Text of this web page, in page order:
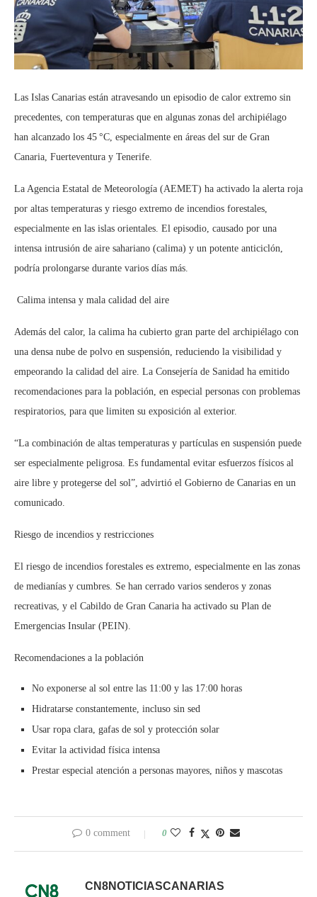
Las Islas Canarias están atravesando un episodio de calor extremo sin
precedentes, con temperaturas que en algunas zonas del archipiélago
han alcanzado los 45 °C, especialmente en áreas del sur de Gran
Canaria, Fuerteventura y Tenerife.
La Agencia Estatal de Meteorología (AEMET) ha activado la alerta roja
por altas temperaturas y riesgo extremo de incendios forestales,
especialmente en las islas orientales. El episodio, causado por una
intensa intrusión de aire sahariano (calima) y un potente anticiclón,
podría prolongarse durante varios días más.
️ Calima intensa y mala calidad del aire
Además del calor, la calima ha cubierto gran parte del archipiélago con
una densa nube de polvo en suspensión, reduciendo la visibilidad y
empeorando la calidad del aire. La Consejería de Sanidad ha emitido
recomendaciones para la población, en especial personas con problemas
respiratorios, para que limiten su exposición al exterior.
“La combinación de altas temperaturas y partículas en suspensión puede
ser especialmente peligrosa. Es fundamental evitar esfuerzos físicos al
aire libre y protegerse del sol”, advirtió el Gobierno de Canarias en un
comunicado.
Riesgo de incendios y restricciones
El riesgo de incendios forestales es extremo, especialmente en las zonas
de medianías y cumbres. Se han cerrado varios senderos y zonas
recreativas, y el Cabildo de Gran Canaria ha activado su Plan de
Emergencias Insular (PEIN).
Recomendaciones a la población
No exponerse al sol entre las 11:00 y las 17:00 horas
Hidratarse constantemente, incluso sin sed
Usar ropa clara, gafas de sol y protección solar
Evitar la actividad física intensa
Prestar especial atención a personas mayores, niños y mascotas
0 comment 0
CN8NOTICIASCANARIAS